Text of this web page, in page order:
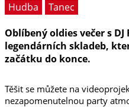
Hudba
Tanec
Oblíbený oldies večer s
legendárních skladeb,
začátku do konce.
Těšit se můžete na
nezapomenutelnou party